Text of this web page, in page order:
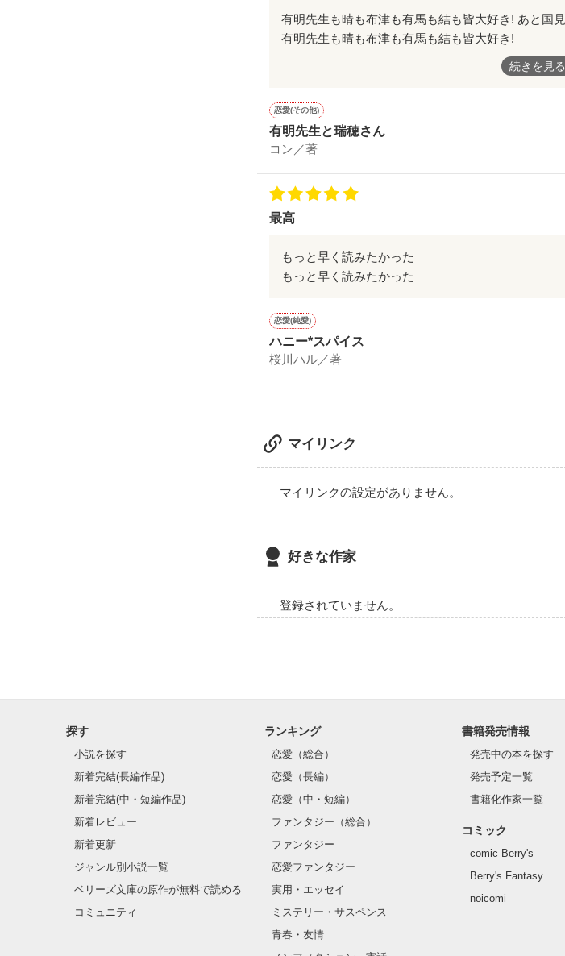
本気なんて疲れるだけ
そう思ってた...
有明先生も晴も布津も有馬も結も皆大好き!
とりかくコン先生大好きです!
続きを見る
恋愛(その他)
有明先生と瑞穂さん
コン／著
最高
もっと早く読みたかった
もっと早く読みたかった
恋愛(純愛)
ハニー*スパイス
桜川ハル／著
マイリンク
マイリンクの設定がありません。
好きな作家
登録されていません。
探す
小説を探す
新着完結(長編作品)
新着完結(中・短編作品)
新着レビュー
新着更新
ジャンル別小説一覧
ベリーズ文庫の原作が無料で読める
コミュニティ
ランキング
恋愛（総合）
恋愛（長編）
恋愛（中・短編）
ファンタジー（総合）
ファンタジー
恋愛ファンタジー
実用・エッセイ
ミステリー・サスペンス
青春・友情
書籍発売情報
発売中の本を探す
発売予定一覧
書籍化作家一覧
コミック
comic Berry's
Berry's Fantasy
noicomi